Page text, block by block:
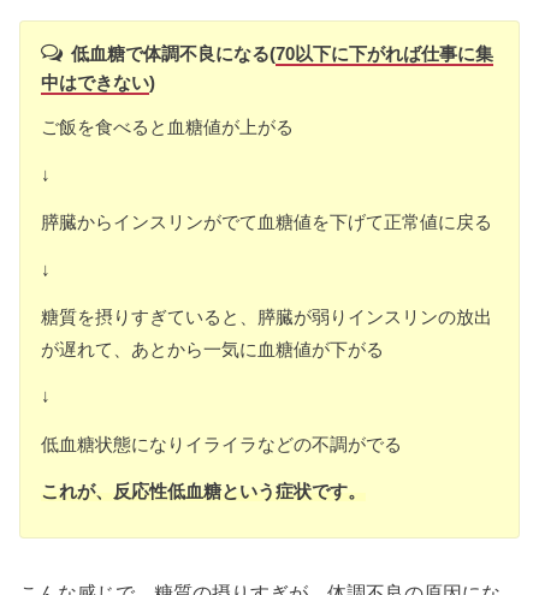
低血糖で体調不良になる(70以下に下がれば仕事に集
中はできない)
ご飯を食べると血糖値が上がる
↓
膵臓からインスリンがでて血糖値を下げて正常値に戻る
↓
糖質を摂りすぎていると、膵臓が弱りインスリンの放出
が遅れて、あとから一気に血糖値が下がる
↓
低血糖状態になりイライラなどの不調がでる
これが、反応性低血糖という症状です。